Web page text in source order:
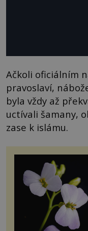
Ačkoli oficiálním
pravoslaví,
byla vždy až
uctívali šamany,
zase k islámu.